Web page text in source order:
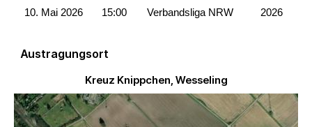
10. Mai 2026 15:00 Verbandsliga NRW 2026
Austragungsort
Kreuz Knippchen, Wesseling